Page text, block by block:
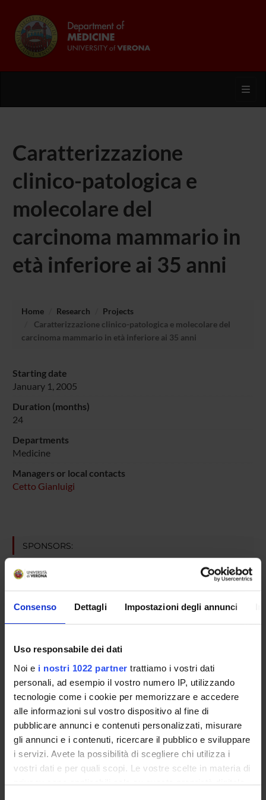
Consenso Dettagli Impostazioni degli annunci
Uso responsabile dei dati
Noi e i nostri 1022 partner trattiamo i vostri dati
personali, ad esempio il vostro numero IP, utilizzando
tecnologie come i cookie per memorizzare e accedere
alle informazioni sul vostro dispositivo al fine di
pubblicare annunci e contenuti personalizzati, misurare
gli annunci e i contenuti, ricercare il pubblico e sviluppare
i servizi. Avete la possibilità di scegliere chi utilizza i
vostri dati e per quali scopi. Le vostre scelte in materia di
privacy sono applicabili solo su questa proprietà digitale
Caratterizzazione
clinico-patologica e
molecolare del
carcinoma mammario in
età inferiore ai 35 anni
Home Research
Projects
Caratterizzazione clinico-patologica e molecolare del
carcinoma mammario in età inferiore ai 35 anni
Starting date
January 1, 2005
Duration (months)
24
Departments
Medicine
Managers or local contacts
Cetto Gianluigi
SPONSORS:
Assessorato Sanita' Regione Veneto
Funds:
assigned and managed by an external body
Gianluigi Cetto
SECTIONS
Medical Oncology Section